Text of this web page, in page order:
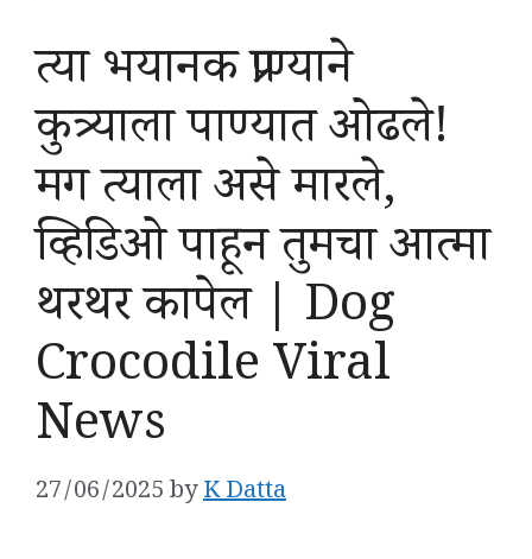
त्या भयानक प्राण्याने
कुत्र्याला पाण्यात ओढले!
मग त्याला असे मारले,
व्हिडिओ पाहून तुमचा आत्मा
थरथर कापेल | Dog
Crocodile Viral
News
27/06/2025byK Datta